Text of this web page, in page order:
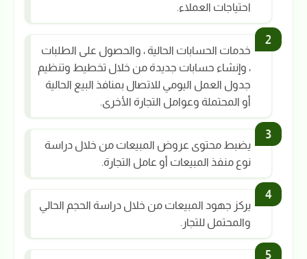
احتياجات العملاء.
خدمات الحسابات الحالية ، والحصول على الطلبات
، وإنشاء حسابات جديدة من خلال تخطيط وتنظيم
جدول العمل اليومي للاتصال بمنافذ البيع الحالية
أو المحتملة وعوامل التجارة الأخرى.
يضبط محتوى عروض المبيعات من خلال دراسة
نوع منفذ المبيعات أو عامل التجارة.
يركز جهود المبيعات من خلال دراسة الحجم الحالي
والمحتمل للتجار.